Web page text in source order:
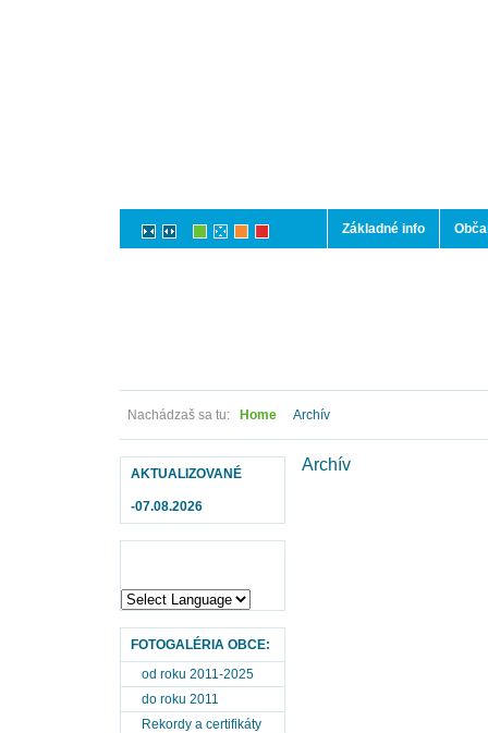
Základné info
Nachádzaš sa tu: Home Archív
AKTUALIZOVANÉ
-07.08.2026
FOTOGALÉRIA OBCE:
od roku 2011-2025
do roku 2011
Rekordy a certifikáty
Archív